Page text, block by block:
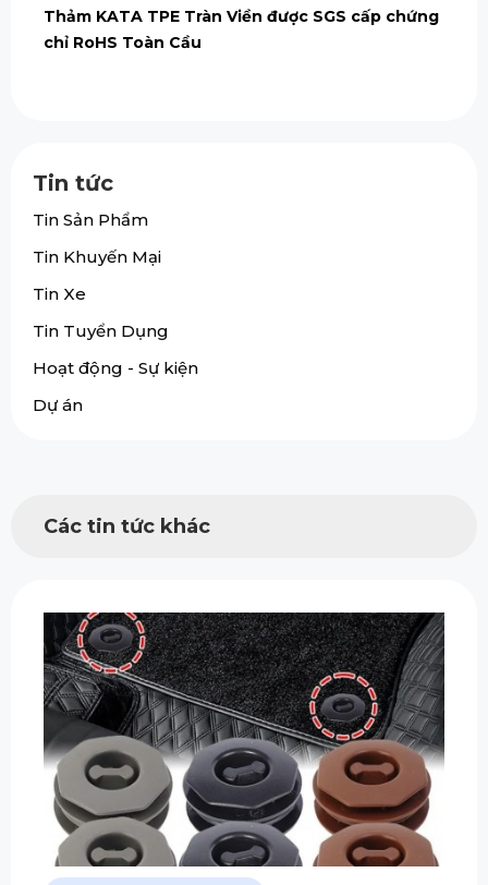
Thảm KATA TPE Tràn Viền được SGS cấp chứng
chỉ RoHS Toàn Cầu
Tin tức
Tin Sản Phẩm
Tin Khuyến Mại
Tin Xe
Tin Tuyển Dụng
Hoạt động - Sự kiện
Dự án
Các tin tức khác